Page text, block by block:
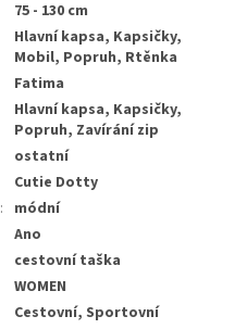
75 - 130 cm
Hlavní kapsa, Kapsičky,
Mobil, Popruh, Rtěnka
Fatima
Hlavní kapsa, Kapsičky,
Popruh, Zavírání zip
ostatní
Cutie Dotty
: módní
Ano
cestovní taška
WOMEN
Cestovní, Sportovní